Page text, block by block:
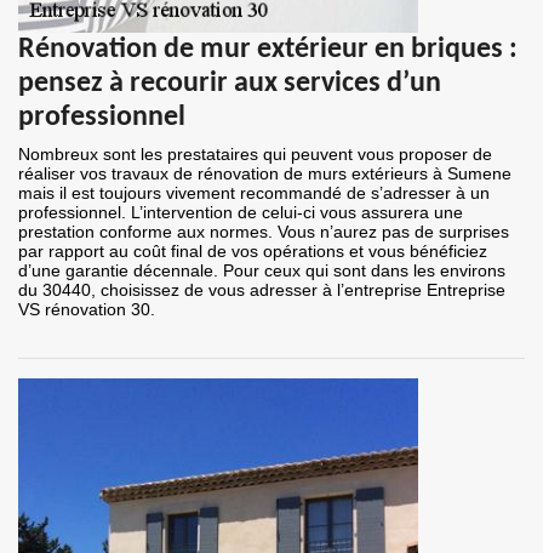
Rénovation de mur extérieur en briques :
pensez à recourir aux services d’un
professionnel
Nombreux sont les prestataires qui peuvent vous proposer de
réaliser vos travaux de rénovation de murs extérieurs à Sumene
mais il est toujours vivement recommandé de s’adresser à un
professionnel. L’intervention de celui-ci vous assurera une
prestation conforme aux normes. Vous n’aurez pas de surprises
par rapport au coût final de vos opérations et vous bénéficiez
d’une garantie décennale. Pour ceux qui sont dans les environs
du 30440, choisissez de vous adresser à l’entreprise Entreprise
VS rénovation 30.